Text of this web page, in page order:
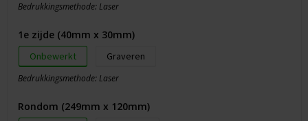
Bedrukkingsmethode: Laser
1e zijde (40mm x 30mm)
Onbewerkt Graveren
Bedrukkingsmethode: Laser
Rondom (249mm x 120mm)